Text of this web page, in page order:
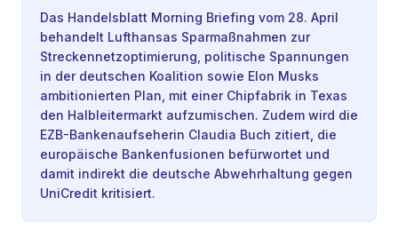
Das Handelsblatt Morning Briefing vom 28. April
behandelt Lufthansas Sparmaßnahmen zur
Streckennetzoptimierung, politische Spannungen
in der deutschen Koalition sowie Elon Musks
ambitionierten Plan, mit einer Chipfabrik in Texas
den Halbleitermarkt aufzumischen. Zudem wird die
EZB-Bankenaufseherin Claudia Buch zitiert, die
europäische Bankenfusionen befürwortet und
damit indirekt die deutsche Abwehrhaltung gegen
UniCredit kritisiert.